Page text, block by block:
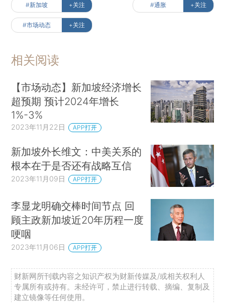
#新加坡 +关注 #通胀 +关注
#市场动态 +关注
相关阅读
【市场动态】新加坡经济增长
超预期 预计2024年增长
1%-3%
2023年11月22日 APP打开
新加坡外长维文：中美关系的
根本在于是否还有战略互信
2023年11月09日 APP打开
李显龙明确交棒时间节点 回
顾主政新加坡近20年历程一度
哽咽
2023年11月06日 APP打开
财新网所刊载内容之知识产权为财新传媒及/或相关权利人
专属所有或持有。未经许可，禁止进行转载、摘编、复制及
建立镜像等任何使用。